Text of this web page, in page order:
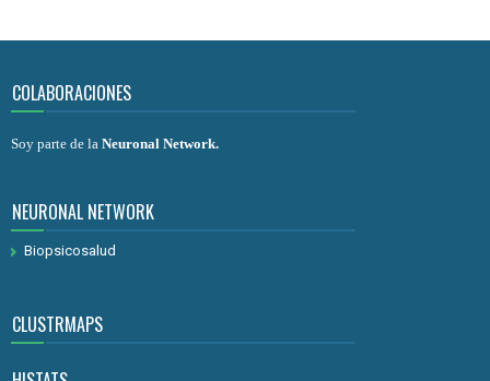
COLABORACIONES
Soy parte de la Neuronal Network.
NEURONAL NETWORK
Biopsicosalud
CLUSTRMAPS